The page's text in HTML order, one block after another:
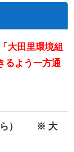
大田里環境組
るよう一方通
から） ※ 大